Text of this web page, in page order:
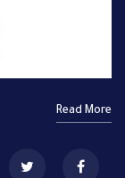
Read More